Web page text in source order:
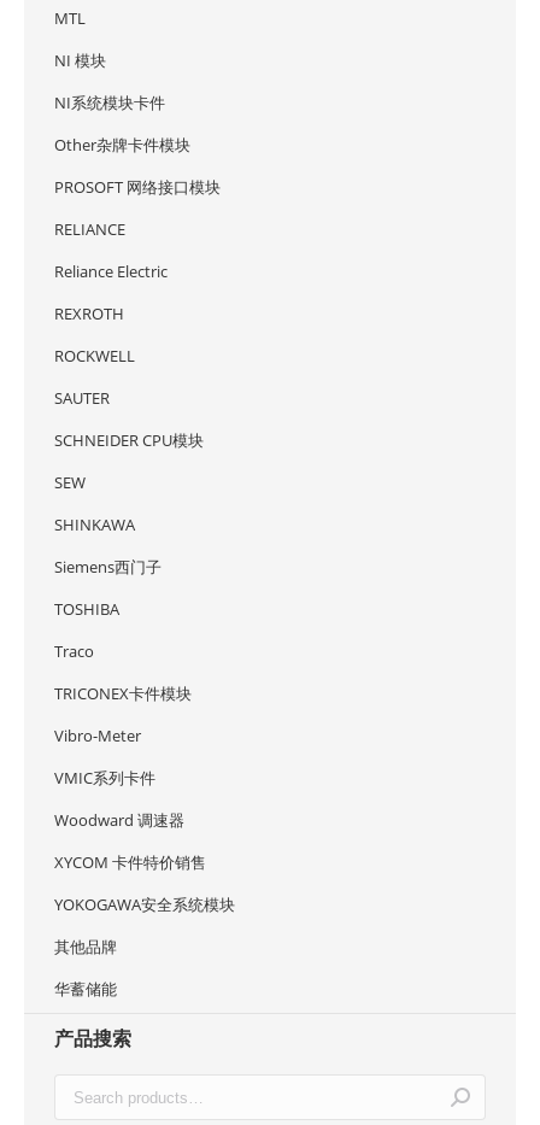
MTL
NI 模块
NI系统模块卡件
Other杂牌卡件模块
PROSOFT 网络接口模块
RELIANCE
Reliance Electric
REXROTH
ROCKWELL
SAUTER
SCHNEIDER CPU模块
SEW
SHINKAWA
Siemens西门子
TOSHIBA
Traco
TRICONEX卡件模块
Vibro-Meter
VMIC系列卡件
Woodward 调速器
XYCOM 卡件特价销售
YOKOGAWA安全系统模块
其他品牌
华蓄储能
产品搜索